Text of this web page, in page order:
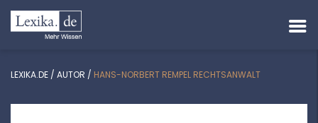
LEXIKA.DE / AUTOR / HANS-NORBERT REMPEL RECHTSANWALT